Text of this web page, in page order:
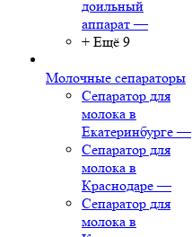
доильный
аппарат —
+ Ещё 9
Молочные сепараторы
Сепаратор для
молока в
Екатеринбурге —
Сепаратор для
молока в
Краснодаре —
Сепаратор для
молока в